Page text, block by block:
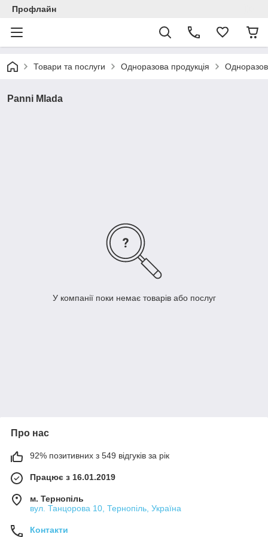
Профлайн
Товари та послуги Одноразова продукція
Panni Mlada
У компанії поки немає товарів або послуг
Про нас
92% позитивних з 549 відгуків за рік
Працює з 16.01.2019
м. Тернопіль
вул. Танцорова 10, Тернопіль, Україна
Контакти